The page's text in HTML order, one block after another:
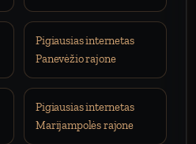
Pigiausias internetas
Panevėžio rajone
Pigiausias internetas
Marijampolės rajone